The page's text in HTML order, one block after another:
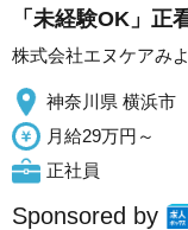
「未経験OK」正
株式会社エヌケアみ
神奈川県 横浜市
月給29万円～
正社員
Sponsored by